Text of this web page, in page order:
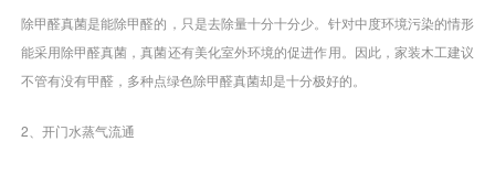
除甲醛真菌是能除甲醛的，只是去除量十分十分少。针对中度环境污染的情形
能采用除甲醛真菌，真菌还有美化室外环境的促进作用。因此，家装木工建议
不管有没有甲醛，多种点绿色除甲醛真菌却是十分极好的。
2、开门水蒸气流通